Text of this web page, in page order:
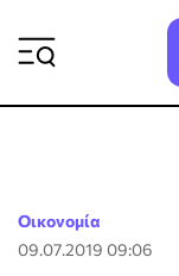
Οικονομία
09.07.2019 09:06